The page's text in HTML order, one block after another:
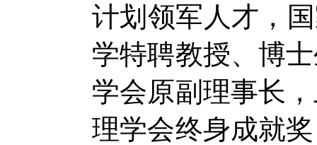
计划领军人才，
学特聘教授、博
学会原副理事长
理学会终身成就